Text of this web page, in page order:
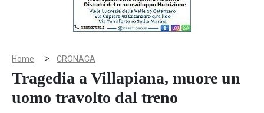
Home > CRONACA
Tragedia a Villapiana, muore un
uomo travolto dal treno